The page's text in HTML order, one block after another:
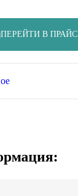
ПЕРЕЙТИ В ПРАЙС